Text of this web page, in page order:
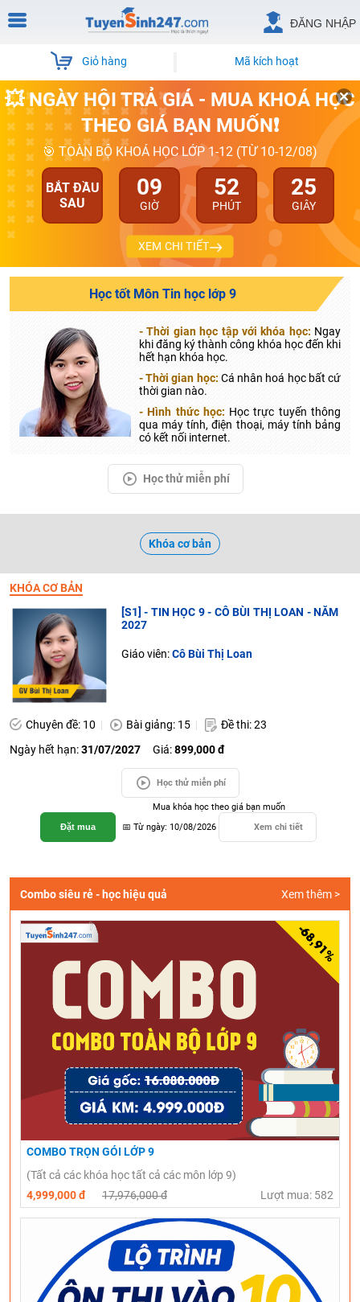
ĐĂNG NHẬP
Giỏ hàng Mã kích hoạt
💥 NGÀY HỘI TRẢ GIÁ - MUA KHOÁ HỌC
THEO GIÁ BẠN MUỐN❗
🎯 TOÀN BỘ KHOÁ HỌC LỚP 1-12 (TỪ 10-12/08)
BẮT ĐẦU
SAU
09
GIỜ
52
PHÚT
25
GIÂY
XEM CHI TIẾT
Học tốt Môn Tin học lớp 9
- Thời gian học tập với khóa học: Ngay
khi đăng ký thành công khóa học đến khi
hết hạn khóa học.
- Thời gian học: Cá nhân hoá học bất cứ
thời gian nào.
- Hình thức học: Học trực tuyến thông
qua máy tính, điện thoại, máy tính bảng
có kết nối internet.
Học thử miễn phí
Khóa cơ bản
KHÓA CƠ BẢN
[S1] - TIN HỌC 9 - CÔ BÙI THỊ LOAN - NĂM
2027
Giáo viên:Cô Bùi Thị Loan
Chuyên đề: 10 Bài giảng: 15
Đề thi: 23
Ngày hết hạn:31/07/2027 Giá:899,000 đ
Học thử miễn phí
Đặt mua
Mua khóa học theo giá bạn muốn
📅 Từ ngày: 10/08/2026
Xem chi tiết
Combo siêu rẻ - học hiệu quả Xem thêm >
COMBO TRỌN GÓI LỚP 9
(Tất cả các khóa học tất cả các môn lớp 9)
4,999,000 đ
17,976,000 đ Lượt mua: 582